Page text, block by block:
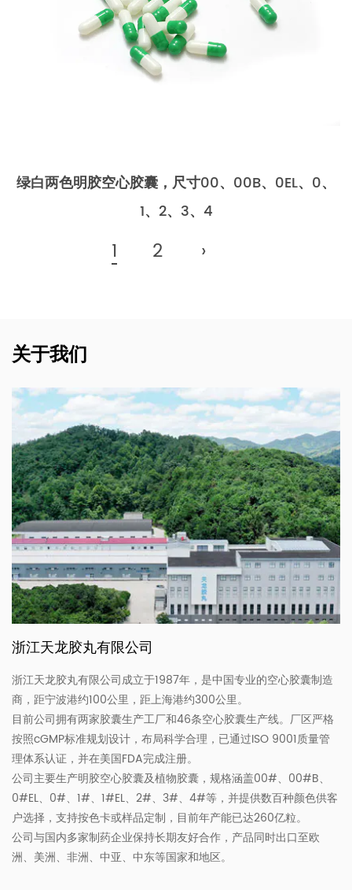
绿白两色明胶空心胶囊，尺寸00、00B、0EL、0、
1、2、3、4
1 2 ›
关于我们
浙江天龙胶丸有限公司
浙江天龙胶丸有限公司成立于1987年，是中国专业的空心胶囊制造
商，距宁波港约100公里，距上海港约300公里。
目前公司拥有两家胶囊生产工厂和46条空心胶囊生产线。厂区严格
按照cGMP标准规划设计，布局科学合理，已通过ISO 9001质量管
理体系认证，并在美国FDA完成注册。
公司主要生产明胶空心胶囊及植物胶囊，规格涵盖00#、00#B、
0#EL、0#、1#、1#EL、2#、3#、4#等，并提供数百种颜色供客
户选择，支持按色卡或样品定制，目前年产能已达260亿粒。
公司与国内多家制药企业保持长期友好合作，产品同时出口至欧
洲、美洲、非洲、中亚、中东等国家和地区。